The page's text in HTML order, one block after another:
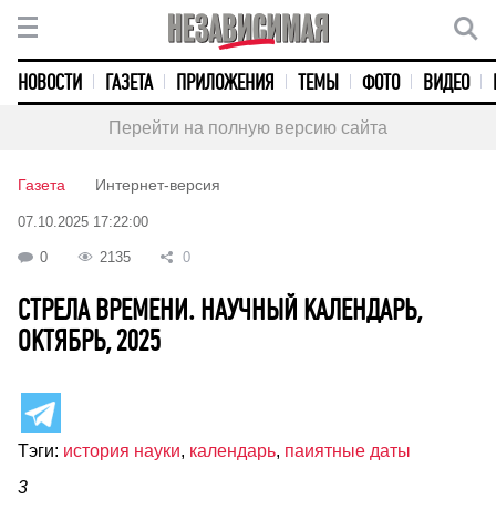
НОВОСТИ ГАЗЕТА ПРИЛОЖЕНИЯ ТЕМЫ ФОТО ВИДЕО
Перейти на полную версию сайта
Газета Интернет-версия
07.10.2025 17:22:00
0 2135 0
СТРЕЛА ВРЕМЕНИ. НАУЧНЫЙ КАЛЕНДАРЬ,
ОКТЯБРЬ, 2025
Тэги: история науки, календарь, паиятные даты
3